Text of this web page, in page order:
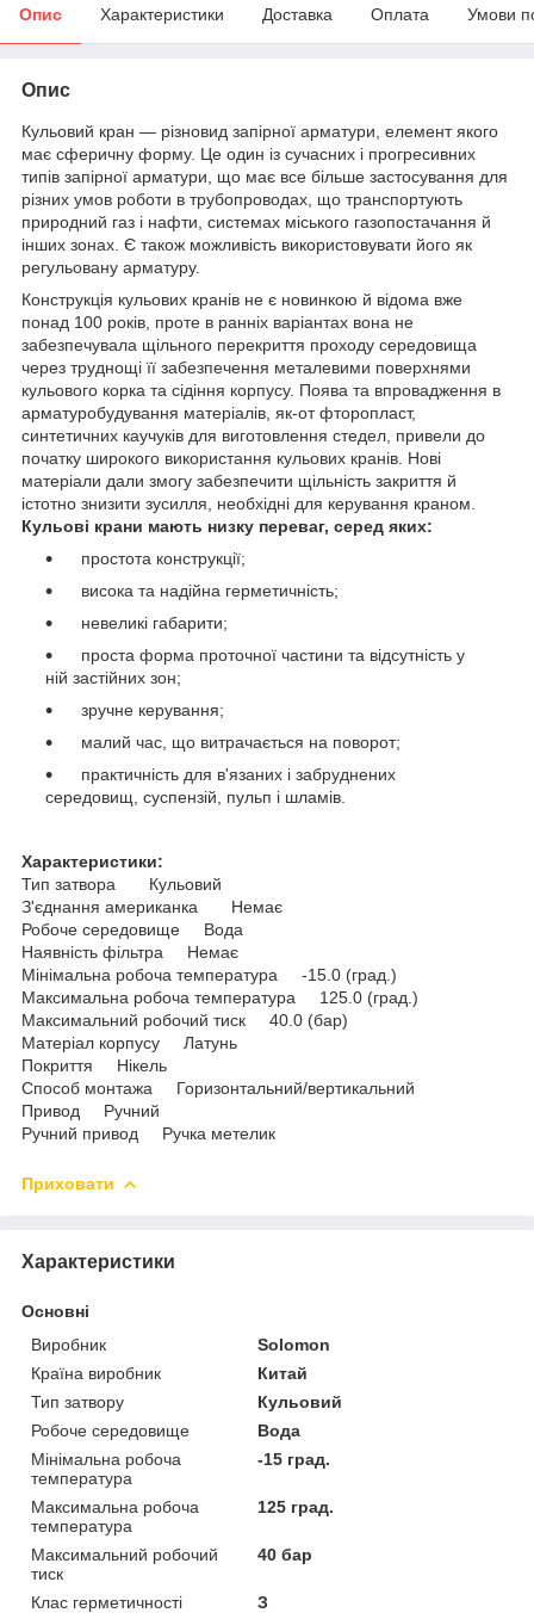
Опис Характеристики Доставка Оплата Умови
Опис
Кульовий кран — різновид запірної арматури, елемент якого
має сферичну форму. Це один із сучасних і прогресивних
типів запірної арматури, що має все більше застосування для
різних умов роботи в трубопроводах, що транспортують
природний газ і нафти, системах міського газопостачання й
інших зонах. Є також можливість використовувати його як
регульовану арматуру.
Конструкція кульових кранів не є новинкою й відома вже
понад 100 років, проте в ранніх варіантах вона не
забезпечувала щільного перекриття проходу середовища
через труднощі її забезпечення металевими поверхнями
кульового корка та сідіння корпусу. Поява та впровадження в
арматуробудування матеріалів, як-от фторопласт,
синтетичних каучуків для виготовлення стедел, привели до
початку широкого використання кульових кранів. Нові
матеріали дали змогу забезпечити щільність закриття й
істотно знизити зусилля, необхідні для керування краном.
Кульові крани мають низку переваг, серед яких:
простота конструкції;
висока та надійна герметичність;
невеликі габарити;
проста форма проточної частини та відсутність у
ній застійних зон;
зручне керування;
малий час, що витрачається на поворот;
практичність для в'язаних і забруднених
середовищ, суспензій, пульп і шламів.
Характеристики:
Тип затвора Кульовий
З'єднання американка Немає
Робоче середовище Вода
Наявність фільтра Немає
Мінімальна робоча температура -15.0 (град.)
Максимальна робоча температура 125.0 (град.)
Максимальний робочий тиск 40.0 (бар)
Матеріал корпусу Латунь
Покриття Нікель
Способ монтажа Горизонтальний/вертикальний
Привод Ручний
Ручний привод Ручка метелик
Приховати
Характеристики
Основні
Виробник
Solomon
Країна виробник
Китай
Тип затвору
Кульовий
Робоче середовище
Вода
Мінімальна робоча
температура
-15 град.
Максимальна робоча
температура
125 град.
Максимальний робочий
тиск
40 бар
Клас герметичності
З